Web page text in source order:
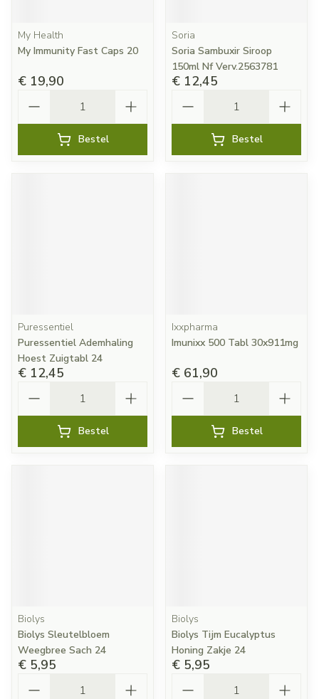
My Health
My Immunity Fast Caps 20
€ 19,90
Bestel
Soria
Soria Sambuxir Siroop
150ml Nf Verv.2563781
€ 12,45
Bestel
Puressentiel
Puressentiel Ademhaling
Hoest Zuigtabl 24
€ 12,45
Bestel
Ixxpharma
Imunixx 500 Tabl 30x911mg
€ 61,90
Bestel
Biolys
Biolys Sleutelbloem
Weegbree Sach 24
€ 5,95
Biolys
Biolys Tijm Eucalyptus
Honing Zakje 24
€ 5,95